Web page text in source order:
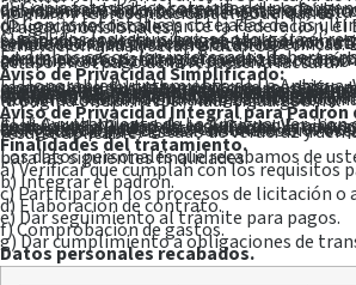
c). Copia fotostática cotejada del poder general o especial a favor del representante, otorgado ante la fe de notario público, debidamente inscrito en el Registro Público de la Propiedad, para intervenir en los procedimientos a que esta ley se refiere, en nombre y representación del poderdante.
d). Copias fotostáticas cotejadas de las últimas declaraciones de obligaciones fiscales ante la Federación, el Estado o Municipio (Pagos provisionales).
Cumplidos los requisitos, se otorgará el registro al proveedor en el padrón respectivo, asignándole el número correspondiente. La referencia de dicho numeral, tendrá por satisfechos los requisitos señalados a los proveedores en la convocatoria, excepto aquellos en que se exijan características específicas. El registro y su renovación anual, serán gratuitos.
En ambos casos, los interesados deberán pasar a la jefatura de adquisiciones, para registrar su alta respectiva y designar las personas autorizadas para realizar los trámites de cobro. El no cumplir con esto último, puede traer como consecuencia el atraso en el pago de la respectiva factura.
Aviso de Privacidad Simplificado:
El Honorable Ayuntamiento de La Antigua, Veracruz, es el responsable del tratamiento de los datos personales que nos proporcione. Sus datos personales, serán utilizados para verificar que se cumpla con los requisitos para formar parte del padrón de proveedores. Se informa que no realizarán transferencias que requieran su consentimiento, salvo aquellas que sean necesarias para atender requerimientos de información de alguna autoridad competente, debidamente fundados y motivados. Usted podrá consultar el aviso de privacidad integral, en las instalaciones de la oficina de adquisiciones, que se encuentra en las instalaciones del H. Ayuntamiento de La Antigua, ubicado en la calle José Cardel Número 1, esquina Emiliano Zapata, colonia Centro o en el link de la página oficial https://laantigua.gob.mx
Aviso de Privacidad Integral para
El H. Ayuntamiento de La Antigua, Ver., con domicilio en la calle José Cardel Número 1, esquina con Emiliano Zapata Colonia Centro en la Ciudad de José Cardel Veracruz, es el responsable del tratamiento de los datos personales que nos proporcione, los cuales serán protegidos conforme a los dispuesto por la Ley 316 de Protección de Datos Personales en Posesión de Sujetos Obligados para el Estado de veracruz y demás normatividad que resulte aplicable.
Finalidades del tratamiento.
Los datos personales que recabamos de usted, los utilizaremos para las siguientes finalidades:
a) Verificar que cumplan con los requisitos
b) Integrar el padrón.
c) Participar en los procesos de licitación o
d) Elaboración de contrato.
e) Dar seguimiento al trámite para pagos.
f) Comprobación de gastos.
g) Dar cumplimiento a obligaciones de
Datos personales recabados.